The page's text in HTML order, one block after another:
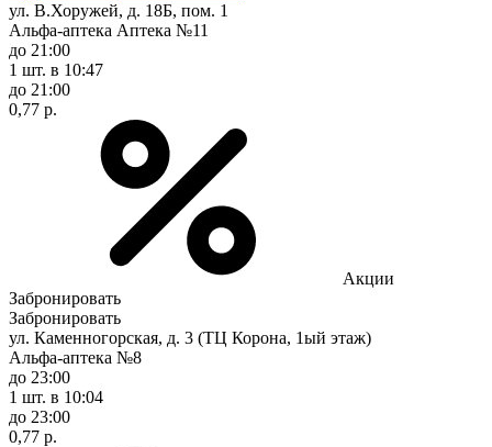
ул. В.Хоружей, д. 18Б, пом. 1
Альфа-аптека Аптека №11
до 21:00
1 шт. в 10:47
до 21:00
0,77 р.
Акции
Забронировать
Забронировать
ул. Каменногорская, д. 3 (ТЦ Корона, 1ый этаж)
Альфа-аптека №8
до 23:00
1 шт. в 10:04
до 23:00
0,77 р.